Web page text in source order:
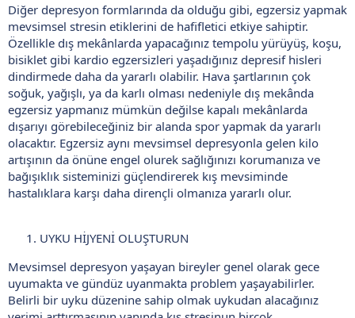
Diğer depresyon formlarında da olduğu gibi, egzersiz yapmak
mevsimsel stresin etiklerini de hafifletici etkiye sahiptir.
Özellikle dış mekânlarda yapacağınız tempolu yürüyüş, koşu,
bisiklet gibi kardio egzersizleri yaşadığınız depresif hisleri
dindirmede daha da yararlı olabilir. Hava şartlarının çok
soğuk, yağışlı, ya da karlı olması nedeniyle dış mekânda
egzersiz yapmanız mümkün değilse kapalı mekânlarda
dışarıyı görebileceğiniz bir alanda spor yapmak da yararlı
olacaktır. Egzersiz aynı mevsimsel depresyonla gelen kilo
artışının da önüne engel olurek sağlığınızı korumanıza ve
bağışıklık sisteminizi güçlendirerek kış mevsiminde
hastalıklara karşı daha dirençli olmanıza yararlı olur.
UYKU HİJYENİ OLUŞTURUN
Mevsimsel depresyon yaşayan bireyler genel olarak gece
uyumakta ve gündüz uyanmakta problem yaşayabilirler.
Belirli bir uyku düzenine sahip olmak uykudan alacağınız